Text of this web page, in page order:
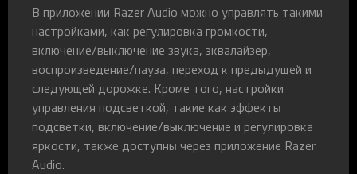
В приложении Razer Audio можно управлять такими
настройками, как регулировка громкости,
включение/выключение звука, эквалайзер,
воспроизведение/пауза, переход к предыдущей и
следующей дорожке. Кроме того, настройки
управления подсветкой, такие как эффекты
подсветки, включение/выключение и регулировка
яркости, также доступны через приложение Razer
Audio.